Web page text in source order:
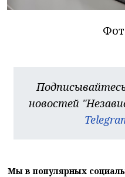
новостей
Мы в популярных